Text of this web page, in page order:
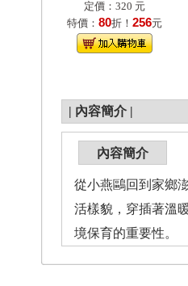
定價：320 元
特價： 80折！ 256元
| 內容簡介 |
內容簡介
從小燕鷗回到家鄉
活樣貌，穿插著溫
境保育的重要性。